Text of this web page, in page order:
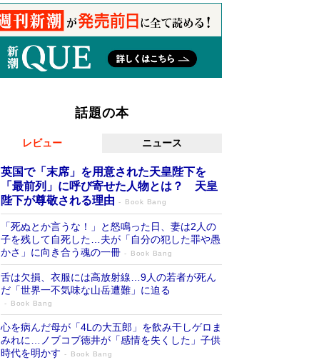
話題の本
レビュー ニュース
英国で「末席」を用意された天皇陛下を
「最前列」に呼び寄せた人物とは？ 天皇
陛下が尊敬される理由
Book Bang
「死ぬとか言うな！」と怒鳴った日、妻は2人の
子を残して自死した…夫が「自分の犯した罪や愚
かさ」に向き合う魂の一冊
Book Bang
舌は欠損、衣服には高放射線…9人の若者が死ん
だ「世界一不気味な山岳遭難」に迫る
Book Bang
心を病んだ母が「4Lの大五郎」を飲み干しゲロま
みれに…ノブコブ徳井が「感情を失くした」子供
時代を明かす
Book Bang